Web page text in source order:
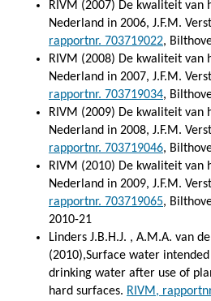
RIVM (2007) De kwaliteit van
Nederland in 2006, J.F.M.
rapportnr. 703719022,
RIVM (2008) De kwaliteit van
Nederland in 2007, J.F.M.
rapportnr. 703719034,
RIVM (2009) De kwaliteit van
Nederland in 2008, J.F.M.
rapportnr. 703719046,
RIVM (2010) De kwaliteit van
Nederland in 2009, J.F.M.
rapportnr. 703719065,
2010-21
Linders J.B.H.J. , A.M.A. van
(2010),Surface water
drinking water after use of
hard surfaces. RIVM,